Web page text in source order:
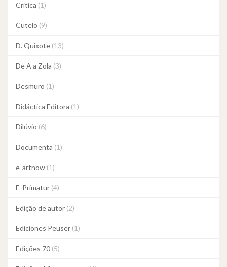
Crítica (1)
Cutelo (9)
D. Quixote (13)
De A a Zola (3)
Desmuro (1)
Didáctica Editora (1)
Dilúvio (6)
Documenta (1)
e-artnow (1)
E-Primatur (4)
Edição de autor (2)
Ediciones Peuser (1)
Edições 70 (5)